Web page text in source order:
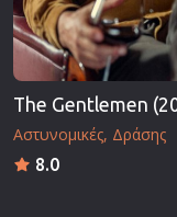
The Gentlemen
Αστυνομικές Δράσης
8.0